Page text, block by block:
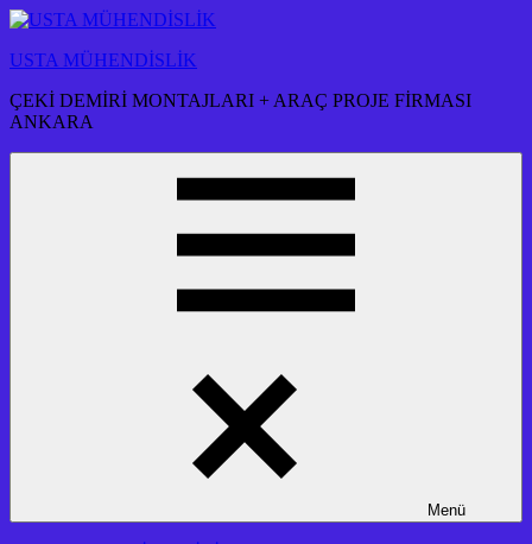
İçeriğe
USTA MÜHENDİSLİK
ÇEKİ DEMİRİ MONTAJLARI + ARAÇ PROJE FİRMASI
ANKARA
Menü